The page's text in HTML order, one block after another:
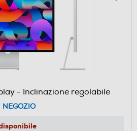
- Inclinazione regolabile
NEGOZIO